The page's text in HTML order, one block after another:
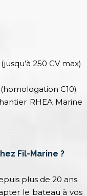
250 CV max)
C10)
RHEA Marine
Fil-Marine ?
plus de 20 ans
le bateau à vos